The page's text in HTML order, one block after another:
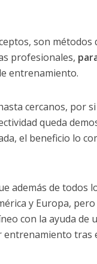
son métodos
profesionales,
entrenamiento.
cercanos, por
queda
el beneficio lo
además de todos
y Europa,
con la ayuda de
entrenamiento